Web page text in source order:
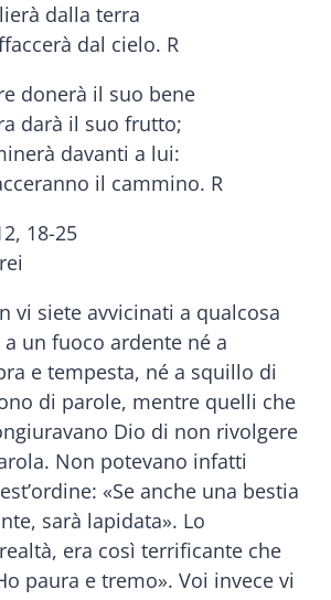
dalla terra
dal cielo. R
donerà il suo bene
darà il suo frutto;
davanti a lui:
il cammino. R
18-25
vi siete avvicinati a qualcosa
un fuoco ardente né a
e tempesta, né a squillo di
di parole, mentre quelli che
Dio di non rivolgere
Non potevano infatti
«Se anche una bestia
sarà lapidata». Lo
era così terrificante che
paura e tremo». Voi invece vi